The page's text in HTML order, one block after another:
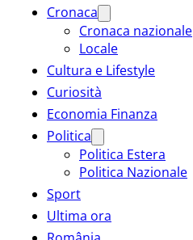
Cronaca
Cronaca nazionale
Locale
Cultura e Lifestyle
Curiosità
Economia Finanza
Politica
Politica Estera
Politica Nazionale
Sport
Ultima ora